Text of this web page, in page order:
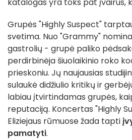
katalogas yra toks pat įvairus,
Grupės "Highly Suspect"
svetima. Nuo "Grammy"
gastrolių - grupė paliko
perdirbinėja šiuolaikinio roko
prieskoniu. Jų naujausias
sulaukė didžiulio kritikų ir
labiau įtvirtindamas grupės,
reputaciją. Koncertas "Highly
Eliziejaus rūmuose žada tapti
pamatyti.